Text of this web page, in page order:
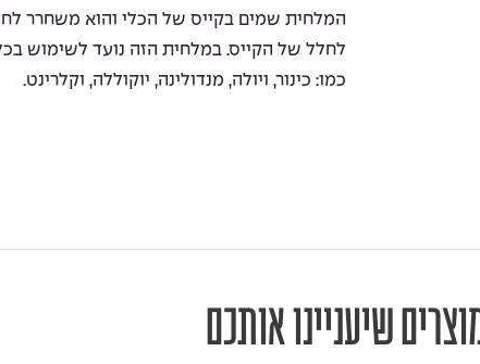
המלחית שמים בקייס של הכלי והוא משחרר
לחלל של הקייס. במלחית הזה נועד לשימוש
כמו: כינור, ויולה, מנדולינה, יוקוללה, וקלרינט.
שיעניינו אותכם